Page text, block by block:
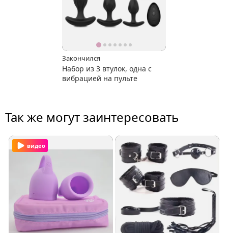
Закончился
Набор из 3 втулок, одна с
вибрацией на пульте
Так же могут заинтересовать
видео